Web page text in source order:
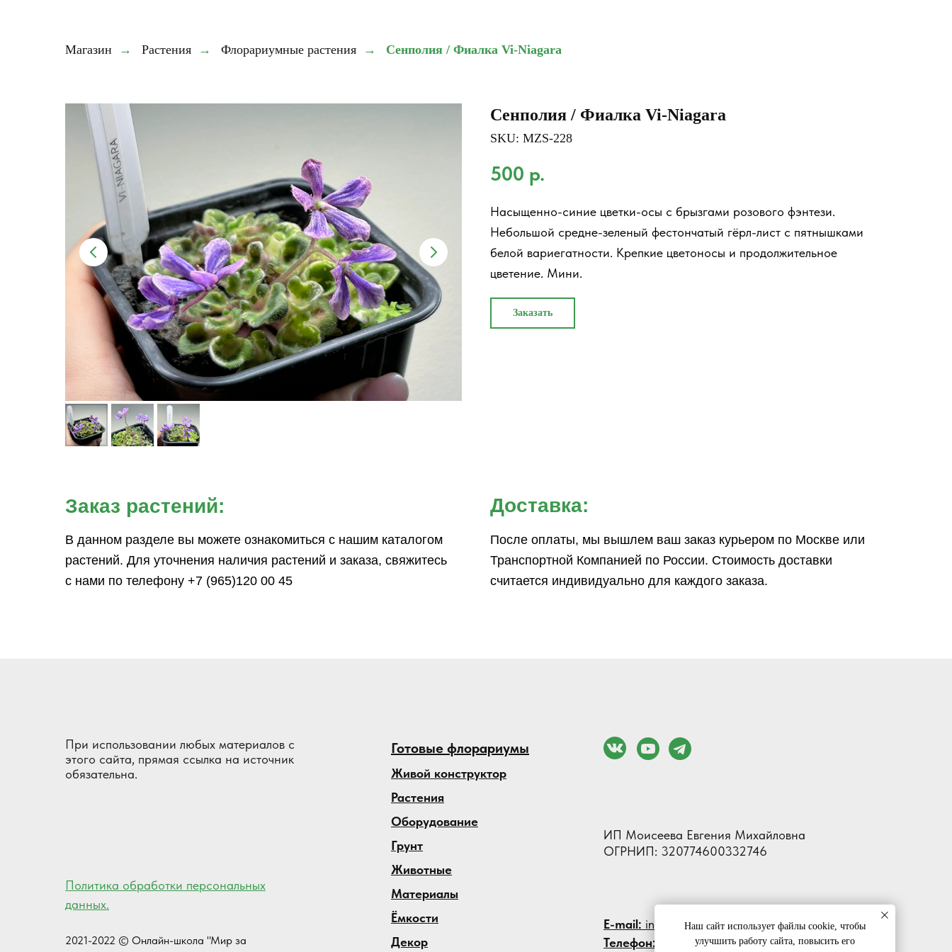
Магазин → Растения → Флорариумные растения → Сенполия / Фиалка Vi-Niagara
Сенполия / Фиалка Vi-Niagara
SKU: MZS-228
500 р.
Насыщенно-синие цветки-осы с брызгами розового фэнтези.
Небольшой средне-зеленый фестончатый гёрл-лист с пятнышками
белой вариегатности. Крепкие цветоносы и продолжительное
цветение. Мини.
Заказать
Заказ растений:
В данном разделе вы можете ознакомиться с нашим каталогом
растений. Для уточнения наличия растений и заказа, свяжитесь
с нами по телефону +7 (965)120 00 45
Доставка:
После оплаты, мы вышлем ваш заказ курьером по Москве или
Транспортной Компанией по России. Стоимость доставки
считается индивидуально для каждого заказа.
2021-2022 © Онлайн-школа "Мир за
При использовании любых материалов с
этого сайта, прямая ссылка на источник
обязательна.
Готовые флорариумы
Живой конструктор
Растения
Оборудование
Грунт
ИП Моисеева Евгения Михайловна
ОГРНИП: 320774600332746
E-mail: info@mzs-shop.ru
Политика обработки персональных
данных.
Животные
Материалы
Ёмкости
Декор
Телефон: + 7 (965) 120 00 45
Наш сайт использует файлы cookie, чтобы
улучшить работу сайта, повысить его